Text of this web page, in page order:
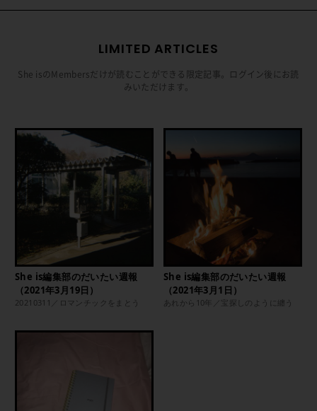
LIMITED ARTICLES
She isのMembersだけが読むことができる限定記事。ログイン後にお読
みいただけます。
She is編集部のだいたい週報
（2021年3月19日）
20210311／ロマンチックをまとう
She is編集部のだいたい週報
（2021年3月1日）
あれから10年／宝探しのように纏う